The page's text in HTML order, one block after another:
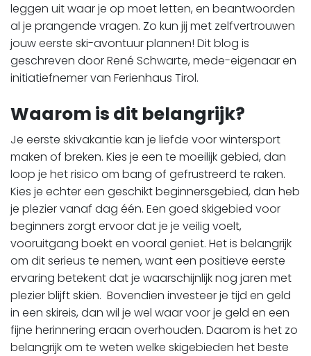
leggen uit waar je op moet letten, en beantwoorden
al je prangende vragen. Zo kun jij met zelfvertrouwen
jouw eerste ski-avontuur plannen! Dit blog is
geschreven door René Schwarte, mede-eigenaar en
initiatiefnemer van Ferienhaus Tirol.
Waarom is dit belangrijk?
Je eerste skivakantie kan je liefde voor wintersport
maken of breken. Kies je een te moeilijk gebied, dan
loop je het risico om bang of gefrustreerd te raken.
Kies je echter een geschikt beginnersgebied, dan heb
je plezier vanaf dag één. Een goed skigebied voor
beginners zorgt ervoor dat je je veilig voelt,
vooruitgang boekt en vooral geniet. Het is belangrijk
om dit serieus te nemen, want een positieve eerste
ervaring betekent dat je waarschijnlijk nog jaren met
plezier blijft skiën. Bovendien investeer je tijd en geld
in een skireis, dan wil je wel waar voor je geld en een
fijne herinnering eraan overhouden. Daarom is het zo
belangrijk om te weten welke skigebieden het beste